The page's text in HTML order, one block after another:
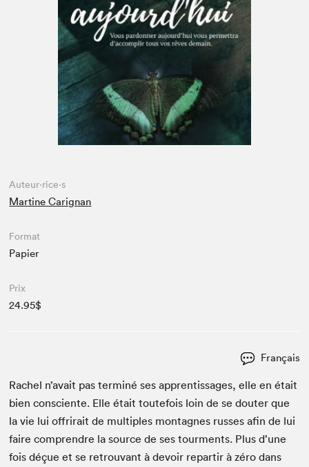
Espace enseignant·e·s
Espace pro
Auteur·rice·s
Martine Carignan
Format
Papier
Prix
24.95$
Français
Rachel n’avait pas ter­miné ses appren­tis­sages, elle en était
bien con­sciente. Elle était toute­fois loin de se douter que
la vie lui offrirait de mul­ti­ples mon­tagnes russ­es afin de lui
faire com­pren­dre la source de ses tour­ments. Plus d’une
fois déçue et se retrou­vant à devoir repar­tir à zéro dans